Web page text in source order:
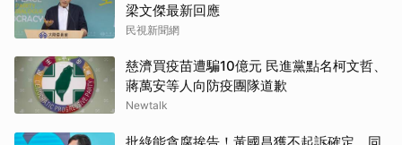
梁文傑最新回應
民視新聞網
慈濟買疫苗遭騙10億元 民進黨點名柯文哲、
蔣萬安等人向防疫團隊道歉
Newtalk
批綠能貪腐挨告！黃國昌獲不起訴確定 同